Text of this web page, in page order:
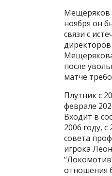
Мещеряков
ноября он
связи с
директоров
после
матче
Плутник с
феврале
Входит в
2006 году,
совета
игрока
отношения